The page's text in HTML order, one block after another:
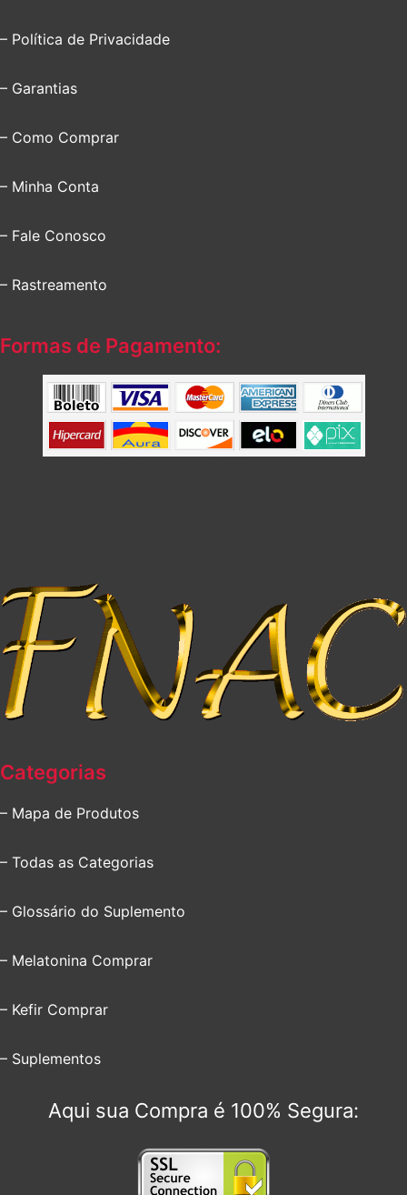
– Política de Privacidade
– Garantias
– Como Comprar
– Minha Conta
– Fale Conosco
– Rastreamento
Formas de Pagamento:
Categorias
– Mapa de Produtos
– Todas as Categorias
– Glossário do Suplemento
– Melatonina Comprar
– Kefir Comprar
– Suplementos
Aqui sua Compra é 100% Segura: